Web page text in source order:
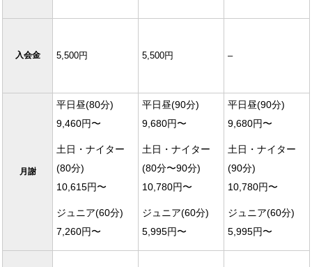
入会金 5,500円 5,500円 –
月謝
平日昼(80分)
9,460円〜
土日・ナイター
(80分)
10,615円〜
ジュニア(60分)
7,260円〜
平日昼(90分)
9,680円〜
土日・ナイター
(80分〜90分)
10,780円〜
ジュニア(60分)
5,995円〜
平日昼(90分)
9,680円〜
土日・ナイター
(90分)
10,780円〜
ジュニア(60分)
5,995円〜